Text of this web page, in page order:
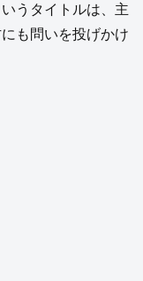
うタイトルは、主
も問いを投げかけ